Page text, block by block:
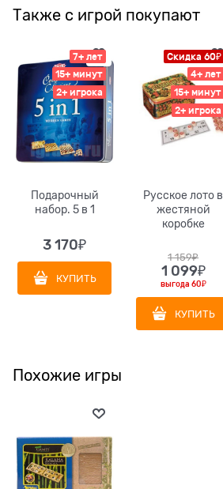
Также с игрой покупают
7+ лет
15+ минут
2+ игрока
Подарочный
набор. 5 в 1
3 170₽
КУПИТЬ
Скидка 60₽
4+ лет
15+ минут
2+ игрока
Русское лото в
жестяной
коробке
1 159₽
1 099₽
выгода 60₽
КУПИТЬ
Похожие игры